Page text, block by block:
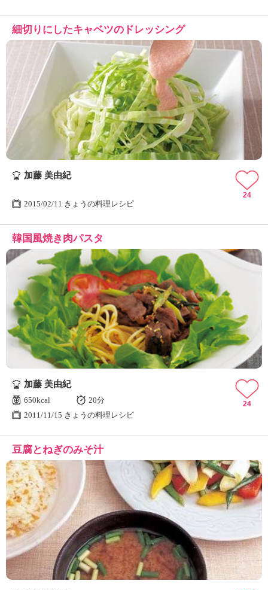
細切りにしたキャベツのドレッシング
加藤 美由紀
2015/02/11 きょうの料理レシピ
24
韓国風焼き肉パスタ
加藤 美由紀
650kcal
20分
2011/11/15 きょうの料理レシピ
24
豆腐とねぎのみそ汁